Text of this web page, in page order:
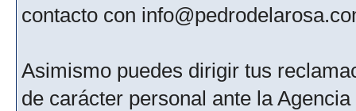
contacto con
Asimismo puedes dirigir tus
de carácter personal ante la